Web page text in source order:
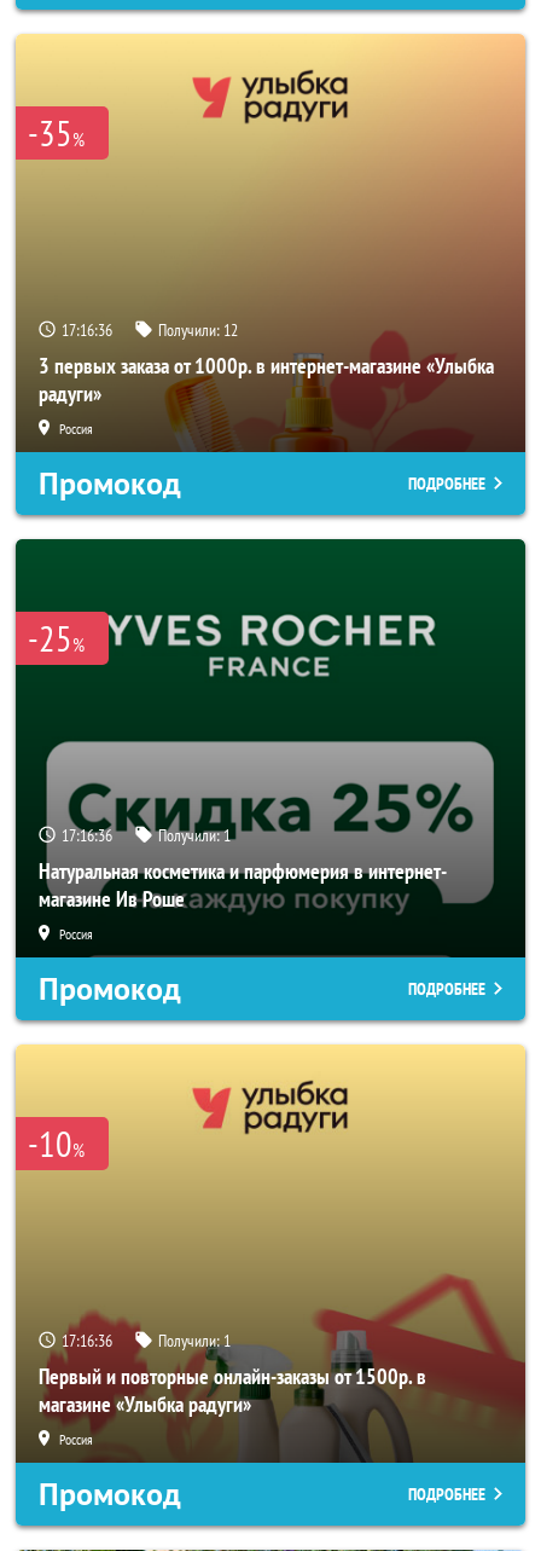
-35%
17:16:34 Получили: 12
3 первых заказа от 1000р. в интернет-магазине «Улыбка
радуги»
Россия
Промокод ПОДРОБНЕЕ
-25%
17:16:34 Получили:1
Натуральная косметика и парфюмерия в интернет-
магазине Ив Роше
Россия
Промокод ПОДРОБНЕЕ
-10%
17:16:34 Получили:1
Первый и повторные онлайн-заказы от 1500р. в
магазине «Улыбка радуги»
Россия
Промокод ПОДРОБНЕЕ